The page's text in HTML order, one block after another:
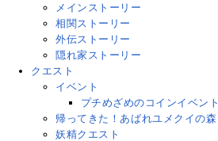
メインストーリー
相関ストーリー
外伝ストーリー
隠れ家ストーリー
クエスト
イベント
プチめざめのコインイベント
帰ってきた！あばれユメクイの森
妖精クエスト